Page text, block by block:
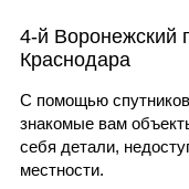
4-й Воронежский
Краснодара
С помощью
знакомые вам
себя детали,
местности.